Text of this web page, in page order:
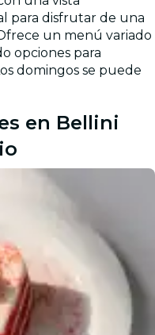
para disfrutar de una
un menú variado
opciones para
domingos se puede
en Bellini